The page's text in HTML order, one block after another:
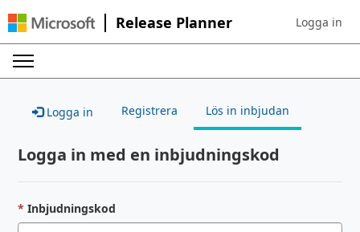
Release Planner Sign in to
Logga in
Logga in Registrera Lös in inbjudan
Logga in med en inbjudningskod
Inbjudningskod